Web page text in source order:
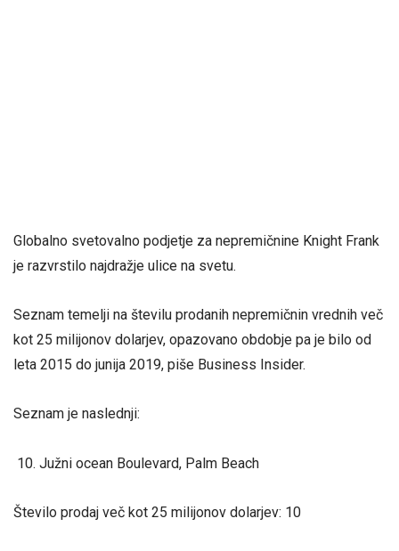
Globalno svetovalno podjetje za nepremičnine Knight Frank
je razvrstilo najdražje ulice na svetu.
Seznam temelji na številu prodanih nepremičnin vrednih več
kot 25 milijonov dolarjev, opazovano obdobje pa je bilo od
leta 2015 do junija 2019, piše Business Insider.
Seznam je naslednji:
10. Južni ocean Boulevard, Palm Beach
Število prodaj več kot 25 milijonov dolarjev: 10